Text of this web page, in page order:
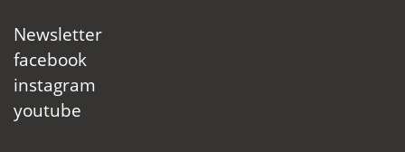
Newsletter
facebook
instagram
youtube